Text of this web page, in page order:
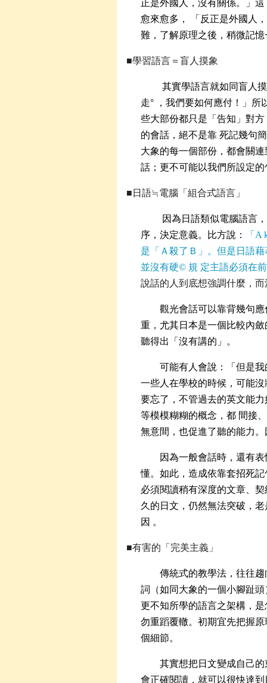
正是外國人，沒有關係。」
愈來愈多， 「反正是外國人
難，了解原理之後，稍微記
■學習語言＝盲人摸象
其實學語言就如同盲人
走°
，我們要如何應付！」
些大部份都只是「告知」對
的會話，絕不是靠 死記幾句
大象的每一個部份，都會關
話；更不可能以我們所設定
■日語≒電腦「組合式語言」
因為日語類似電腦語言
序，決定意義。比方說：
「 A
是「Ａ殺了Ｂ」。但是日語
並沒有硬© 規 定主語必須在
說話的人到底想強調什麼，
觀光會話可以靠背幾句
重，尤其日本是一個比較內
聽得出「沒有講的」。
可能有人會說：「但是
一些人在學校的時候，可能
要忘了，不管過去的英文能
等模模糊糊的概念，都 間接
無意間，也促進了聽的能力
因為一般會話時，還有表
懂。如此，造成依靠套招死
必須閱讀稍有深度的文章、
久的日文，仍然無法突破，
因 。
■有害的「完美主義」
傳統式的教學法，往往
詞（如同大象的一個小腳趾
更不知所學的語言之架構，
勿重蹈覆轍。初期宜先把握
個細節。
其實想把日文變成自己
會正確閱讀，就可以很快達到